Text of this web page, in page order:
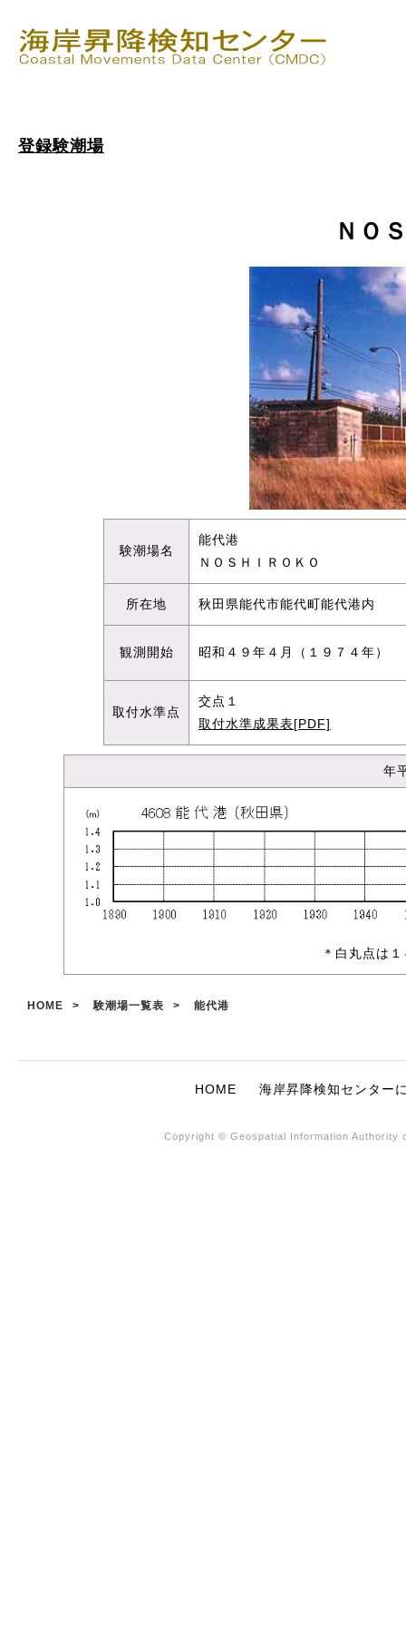
登録験潮場
ＮＯ
験潮場名
能代港
ＮＯＳＨＩＲＯＫＯ
所在地 秋田県能代市能代町能代港内
観測開始 昭和４９年４月（１９７４年）
取付水準点
交点１
取付水準成果表[PDF]
年
＊白丸点は
HOME 験潮場一覧表 能代港
HOME 海岸昇降検知センター
Copyright © Geospatial Information Authority